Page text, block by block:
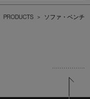
PRODUCTS > ソファ・ベンチ